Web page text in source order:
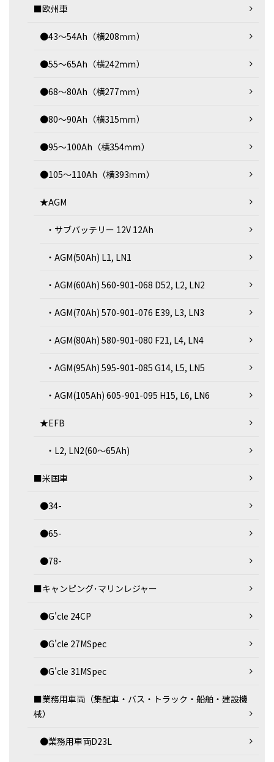
■欧州車
●43～54Ah（横208ｍｍ）
●55～65Ah（横242ｍｍ）
●68～80Ah（横277ｍｍ）
●80～90Ah（横315ｍｍ）
●95～100Ah（横354ｍｍ）
●105～110Ah（横393ｍｍ）
★AGM
・サブバッテリー 12V 12Ah
・AGM(50Ah) L1, LN1
・AGM(60Ah) 560-901-068 D52, L2, LN2
・AGM(70Ah) 570-901-076 E39, L3, LN3
・AGM(80Ah) 580-901-080 F21, L4, LN4
・AGM(95Ah) 595-901-085 G14, L5, LN5
・AGM(105Ah) 605-901-095 H15, L6, LN6
★EFB
・L2, LN2(60～65Ah)
■米国車
●34-
●65-
●78-
■キャンピング･マリンレジャー
●G'cle 24CP
●G'cle 27MSpec
●G'cle 31MSpec
■業務用車両（集配車・バス・トラック・船舶・建設機
械）
●業務用車両D23L